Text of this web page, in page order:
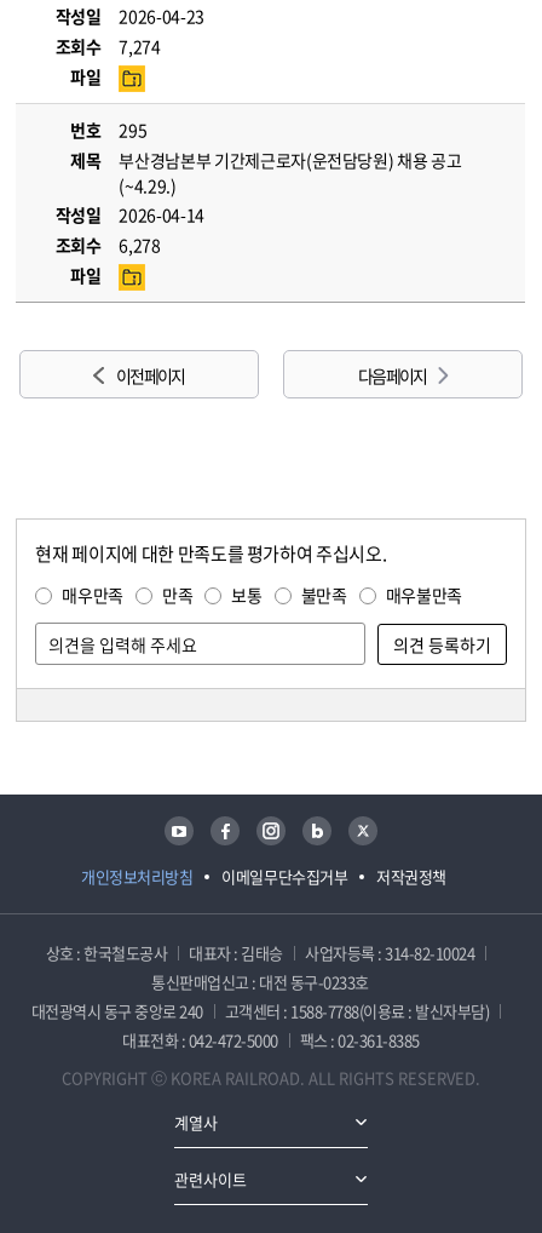
작성일
2026-04-23
조회수
7,274
파일
번호
295
제목
부산경남본부 기간제근로자(운전담당원) 채용 공고
(~4.29.)
작성일
2026-04-14
조회수
6,278
파일
이전 페이지 다음 페이지
현재 페이지에 대한 만족도를 평가하여 주십시오.
매우만족 만족 보통 불만족 매우불만족
개인정보처리방침 이메일무단수집거부 저작권정책
유튜브 페이스북 인스타그램 블로그 트위터
상호 : 한국철도공사 대표자 : 김태승
사업자등록 : 314-82-10024
통신판매업신고 : 대전 동구-0233호
대전광역시 동구 중앙로 240
고객센터 : 1588-7788(이용료 : 발신자부담)
대표전화 : 042-472-5000
팩스 : 02-361-8385
COPYRIGHT ⓒ KOREA RAILROAD. ALL RIGHTS RESERVED.
계열사
관련사이트